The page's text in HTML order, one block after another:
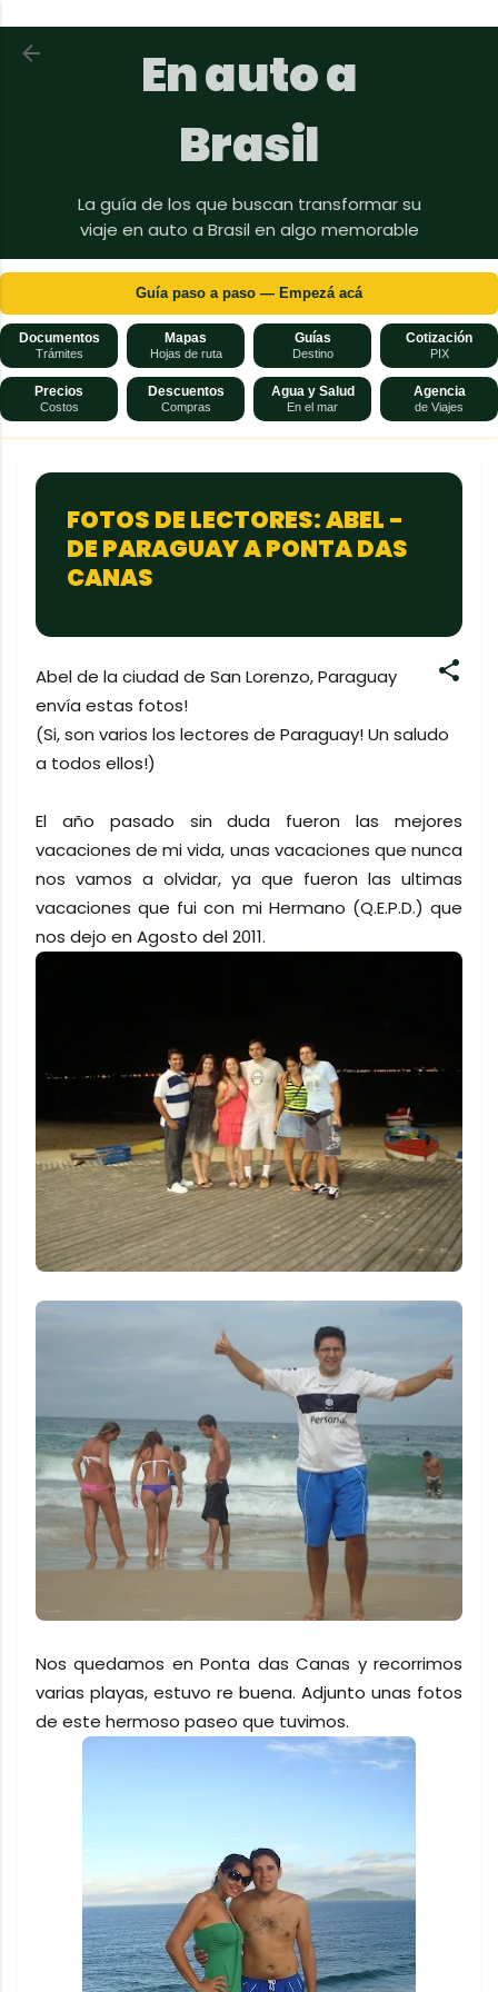
Ir al contenido principal
En auto a
Brasil
La guía de los que buscan transformar su
viaje en auto a Brasil en algo memorable
Guía paso a paso — Empezá acá
Documentos
Trámites
Mapas
Hojas de ruta
Guías
Destino
Cotización
PIX
Precios
Costos
Descuentos
Compras
Agua y Salud
En el mar
Agencia
de Viajes
FOTOS DE LECTORES: ABEL -
DE PARAGUAY A PONTA DAS
CANAS
Abel de la ciudad de San Lorenzo, Paraguay
envía estas fotos!
(Si, son varios los lectores de Paraguay! Un saludo
a todos ellos!)
El año pasado sin duda fueron las mejores
vacaciones de mi vida, unas vacaciones que nunca
nos vamos a olvidar, ya que fueron las ultimas
vacaciones que fui con mi Hermano (Q.E.P.D.) que
nos dejo en Agosto del 2011.
Nos quedamos en Ponta das Canas y recorrimos
varias playas, estuvo re buena. Adjunto unas fotos
de este hermoso paseo que tuvimos.